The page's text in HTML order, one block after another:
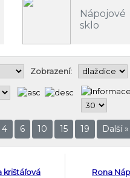
Nápojové
sklo
Zobrazení:
4 6 10 15 19 Další »
krištáľová
Rona